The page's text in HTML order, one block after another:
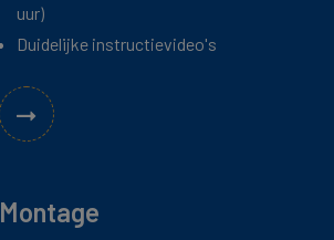
uur)
Duidelijke instructievideo's
Montage